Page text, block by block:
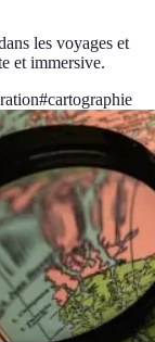
les voyages et
et immersive.
#cartographie